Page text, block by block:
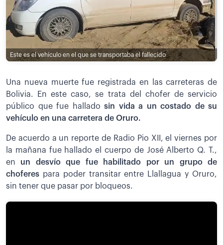
Este es el vehículo en el que se transportaba el fallecido
Una nueva muerte fue registrada en las carreteras de
Bolivia. En este caso, se trata del chofer de servicio
público que fue hallado sin vida a un costado de su
vehículo en una carretera de Oruro.
De acuerdo a un reporte de Radio Pio XII, el viernes por
la mañana fue hallado el cuerpo de José Alberto Q. T.,
en un desvío que fue habilitado por un grupo de
choferes para poder transitar entre Llallagua y Oruro,
sin tener que pasar por bloqueos.